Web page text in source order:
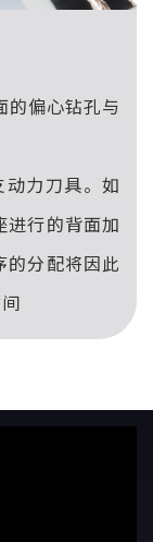
的偏心钻孔与
力刀具。如
进行的背面加
的分配将因此